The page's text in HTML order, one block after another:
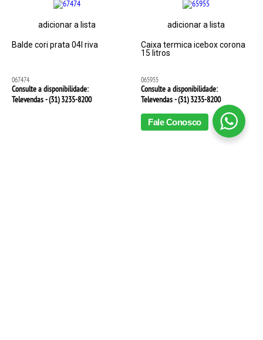
adicionar a lista
Balde cori prata 04l riva
067474
Consulte a disponibilidade:
Televendas - (31)3235-8200
adicionar a lista
Caixa termica icebox corona
15 litros
065955
Consulte a disponibilidade:
Televendas - (31)3235-8200
Fale Conosco